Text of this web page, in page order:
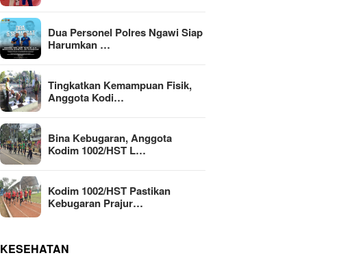
Dua Personel Polres Ngawi Siap
Harumkan …
Tingkatkan Kemampuan Fisik,
Anggota Kodi…
Bina Kebugaran, Anggota
Kodim 1002/HST L…
Kodim 1002/HST Pastikan
Kebugaran Prajur…
KESEHATAN